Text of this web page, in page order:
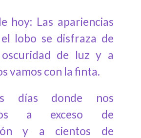
hoy: Las apariencias
el lobo se disfraza de
de luz y a
vamos con la finta.
días donde nos
a exceso de
y a cientos de